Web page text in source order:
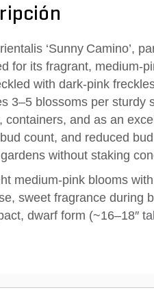
‘Sunny Camino’,
for its fragrant,
with dark‑pink
3–5 blossoms per sturdy
containers, and as an
count, and reduced
without staking
medium‑pink blooms
sweet fragrance during
dwarf form (~16–18″